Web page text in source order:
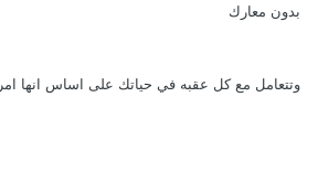
بدون معارك
وتتعامل مع كل عقبه في حياتك على اساس انها